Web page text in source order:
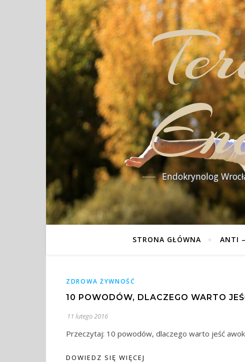
Endokrynolog
STRONA GŁÓWNA ANTI
ZDROWA ŻYWNOŚĆ
10 POWODÓW, DLACZEGO WARTO
11 lutego 2016
Przeczytaj: 10 powodów, dlaczego warto jeść
DOWIEDZ SIĘ WIĘCEJ